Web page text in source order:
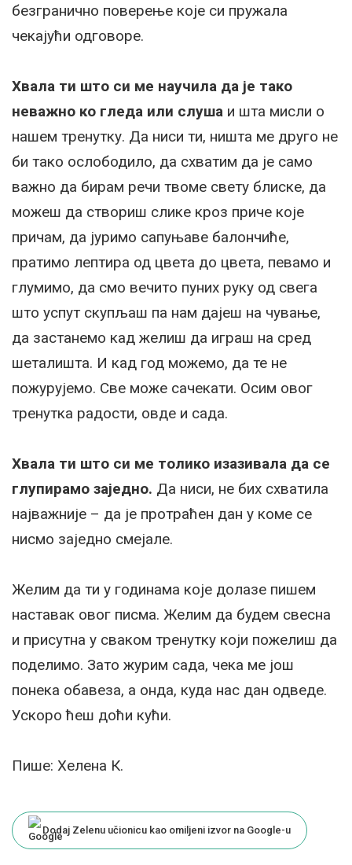
безгранично поверење које си пружала
чекајући одговоре.
Хвала ти што си ме научила да је тако
неважно ко гледа или слуша и шта мисли о
нашем тренутку. Да ниси ти, ништа ме друго не
би тако ослободило, да схватим да је само
важно да бирам речи твоме свету блиске, да
можеш да створиш слике кроз приче које
причам, да јуримо сапуњаве балончиће,
пратимо лептира од цвета до цвета, певамо и
глумимо, да смо вечито пуних руку од свега
што успут скупљаш па нам дајеш на чување,
да застанемо кад желиш да играш на сред
шеталишта. И кад год можемо, да те не
пожурујемо. Све може сачекати. Осим овог
тренутка радости, овде и сада.
Хвала ти што си ме толико изазивала да се
глупирамо заједно. Да ниси, не бих схватила
најважније – да је протраћен дан у коме се
нисмо заједно смејале.
Желим да ти у годинама које долазе пишем
наставак овог писма. Желим да будем свесна
и присутна у сваком тренутку који пожелиш да
поделимо. Зато журим сада, чека ме још
понека обавеза, а онда, куда нас дан одведе.
Ускоро ћеш доћи кући.
Пише: Хелена К.
Dodaj Zelenu učionicu kao omiljeni izvor na Google-u